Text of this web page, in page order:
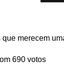
merecem
690 votos